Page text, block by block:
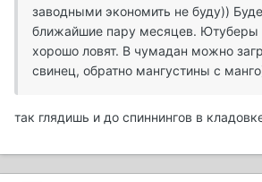
заводными экономить не буду))
ближайшие пару месяцев. Ютуберы
хорошо ловят. В чумадан можно
свинец, обратно мангустины с
так глядишь и до спиннингов в